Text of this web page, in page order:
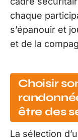
chaque
s’épanouir et
et de la
Choisir
être des
La sélection